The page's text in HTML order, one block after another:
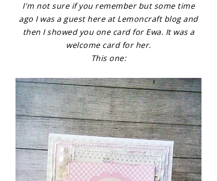
I'm not sure if you remember but some time
ago I was a guest here at Lemoncraft blog and
then I showed you one card for Ewa. It was a
welcome card for her.
This one: